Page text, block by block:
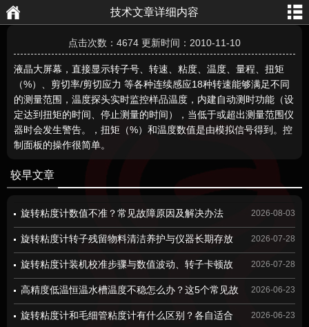
技术文章详细内容
点击次数：4674 更新时间：2010-11-10
液晶大屏幕，直接显示转子号、转速、粘度、温度、量程、扭矩
（%）、剪切率/剪切应力 等各种连续感应18种转速能够满足不同
的测量范围，温度探头实时监控样品温度，内建自动测时功能（设
定达到扭矩的时间、停止测量的时间），当低于或超出测量范围仪
器时会发生警告。，扭矩（%）和温度数值是由模拟信号得到。控
制面板的操作很简单。
较早文章
旋转粘度计数值不准？常见故障原因及解决办法 2026-08-03
旋转粘度计转子残留物料清洁养护与仪器长期存放
规范
2026-07-28
旋转粘度计装机校准步骤与数值波动、转子卡顿故
障检修方案
2026-07-28
高精度低温恒温水槽温度不稳怎么办？这5个常见故
障原因及解决方法，建议收藏！
2026-06-23
旋转粘度计和毛细管粘度计有什么区别？各自适合
2026-06-23